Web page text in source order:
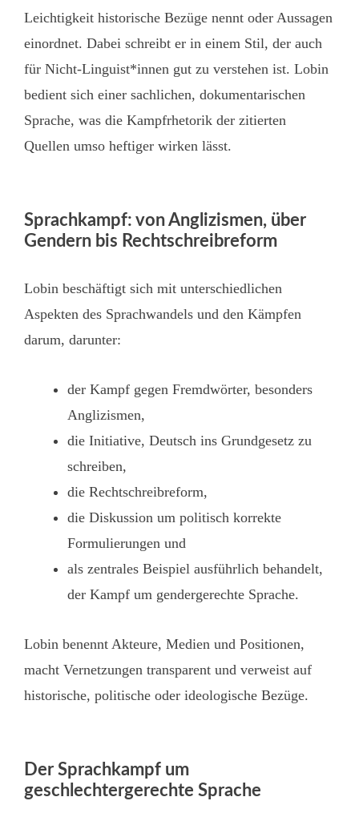
Leichtigkeit historische Bezüge nennt oder Aussagen
einordnet. Dabei schreibt er in einem Stil, der auch
für Nicht-Linguist*innen gut zu verstehen ist. Lobin
bedient sich einer sachlichen, dokumentarischen
Sprache, was die Kampfrhetorik der zitierten
Quellen umso heftiger wirken lässt.
Sprachkampf: von Anglizismen, über
Gendern bis Rechtschreibreform
Lobin beschäftigt sich mit unterschiedlichen
Aspekten des Sprachwandels und den Kämpfen
darum, darunter:
der Kampf gegen Fremdwörter, besonders
Anglizismen,
die Initiative, Deutsch ins Grundgesetz zu
schreiben,
die Rechtschreibreform,
die Diskussion um politisch korrekte
Formulierungen und
als zentrales Beispiel ausführlich behandelt,
der Kampf um gendergerechte Sprache.
Lobin benennt Akteure, Medien und Positionen,
macht Vernetzungen transparent und verweist auf
historische, politische oder ideologische Bezüge.
Der Sprachkampf um
geschlechtergerechte Sprache